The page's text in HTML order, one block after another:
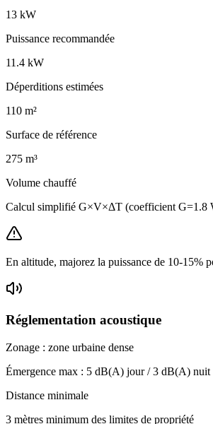
13 kW
Puissance recommandée
11.4 kW
Déperditions estimées
110 m²
Surface de référence
275 m³
Volume chauffé
Calcul simplifié G×V×ΔT (coefficient G=1.8
En altitude, majorez la puissance de 10-15%
Réglementation acoustique
Zonage : zone urbaine dense
Émergence max : 5 dB(A) jour /3 dB(A) nuit
Distance minimale
3 mètres minimum des limites de propriété